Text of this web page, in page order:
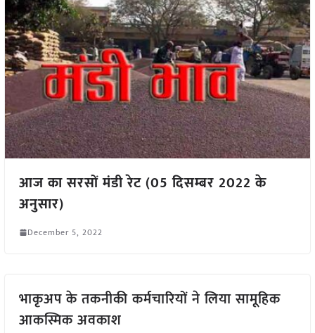
आज का सरसों मंडी रेट (05 दिसम्बर 2022 के
अनुसार)
December 5, 2022
भाकृअप के तकनीकी कर्मचारियों ने लिया सामूहिक
आकस्मिक अवकाश